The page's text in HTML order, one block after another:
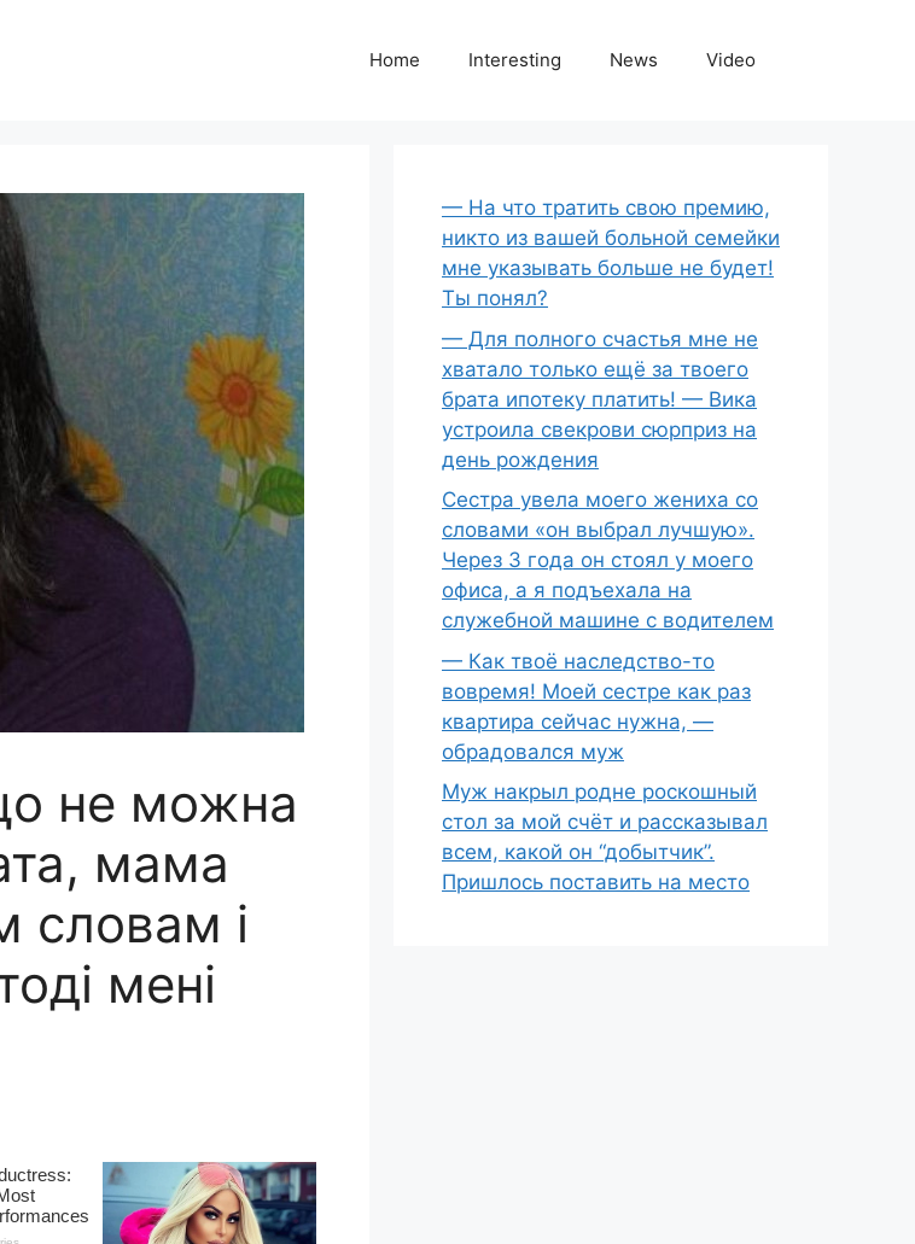
Home Interesting News Video
не можна
мама
словам і
мені
— На что тратить свою премию,
никто из вашей больной семейки
мне указывать больше не будет!
Ты понял?
— Для полного счастья мне не
хватало только ещё за твоего
брата ипотеку платить! — Вика
устроила свекрови сюрприз на
день рождения
Сестра увела моего жениха со
словами «он выбрал лучшую».
Через 3 года он стоял у моего
офиса, а я подъехала на
служебной машине с водителем
— Как твоё наследство-то
вовремя! Моей сестре как раз
квартира сейчас нужна, —
обрадовался муж
Муж накрыл родне роскошный
стол за мой счёт и рассказывал
всем, какой он “добытчик”.
Пришлось поставить на место